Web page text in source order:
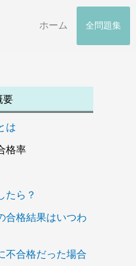
ホーム 全問題集
要
は
格率
たら？
合格結果はいつわ
不合格だった場合